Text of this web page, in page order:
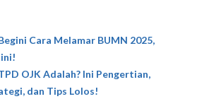
Cara Melamar BUMN 2025,
OJK Adalah? Ini Pengertian,
dan Tips Lolos!